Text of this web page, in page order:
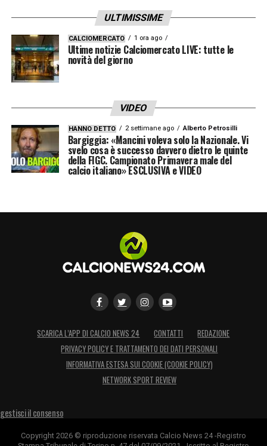
ULTIMISSIME
CALCIOMERCATO 1 ora ago
Ultime notizie Calciomercato LIVE: tutte le
novità del giorno
VIDEO
HANNO DETTO 2 settimane ago Alberto Petrosilli
Bargiggia: «Mancini voleva solo la Nazionale. Vi
svelo cosa è successo davvero dietro le quinte
della FIGC. Campionato Primavera male del
calcio italiano» ESCLUSIVA e VIDEO
SCARICA L’APP DI CALCIO NEWS 24 CONTATTI
REDAZIONE
PRIVACY POLICY E TRATTAMENTO DEI DATI PERSONALI
INFORMATIVA ESTESA SUI COOKIE (COOKIE POLICY)
NETWORK SPORT REVIEW
gestisci il consenso
Copyright 2026 © riproduzione riservata Calcio News 24 -Registro